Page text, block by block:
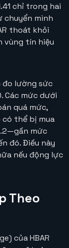
chỉ trong hai
chuyển mình
thoát khỏi
vùng tín hiệu
đo lường sức
Các mức dưới
quá mức,
thể bị mua
mức
đó. Điều này
nếu động lực
Theo
của HBAR